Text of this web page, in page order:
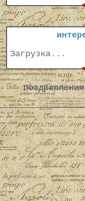
Загрузка...